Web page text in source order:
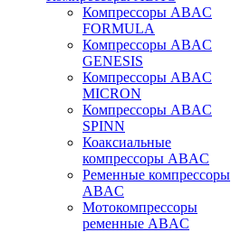
Компрессоры ABAC
FORMULA
Компрессоры ABAC
GENESIS
Компрессоры ABAC
MICRON
Компрессоры ABAC
SPINN
Коаксиальные
компрессоры ABAC
Ременные компрессоры
ABAC
Мотокомпрессоры
ременные ABAC